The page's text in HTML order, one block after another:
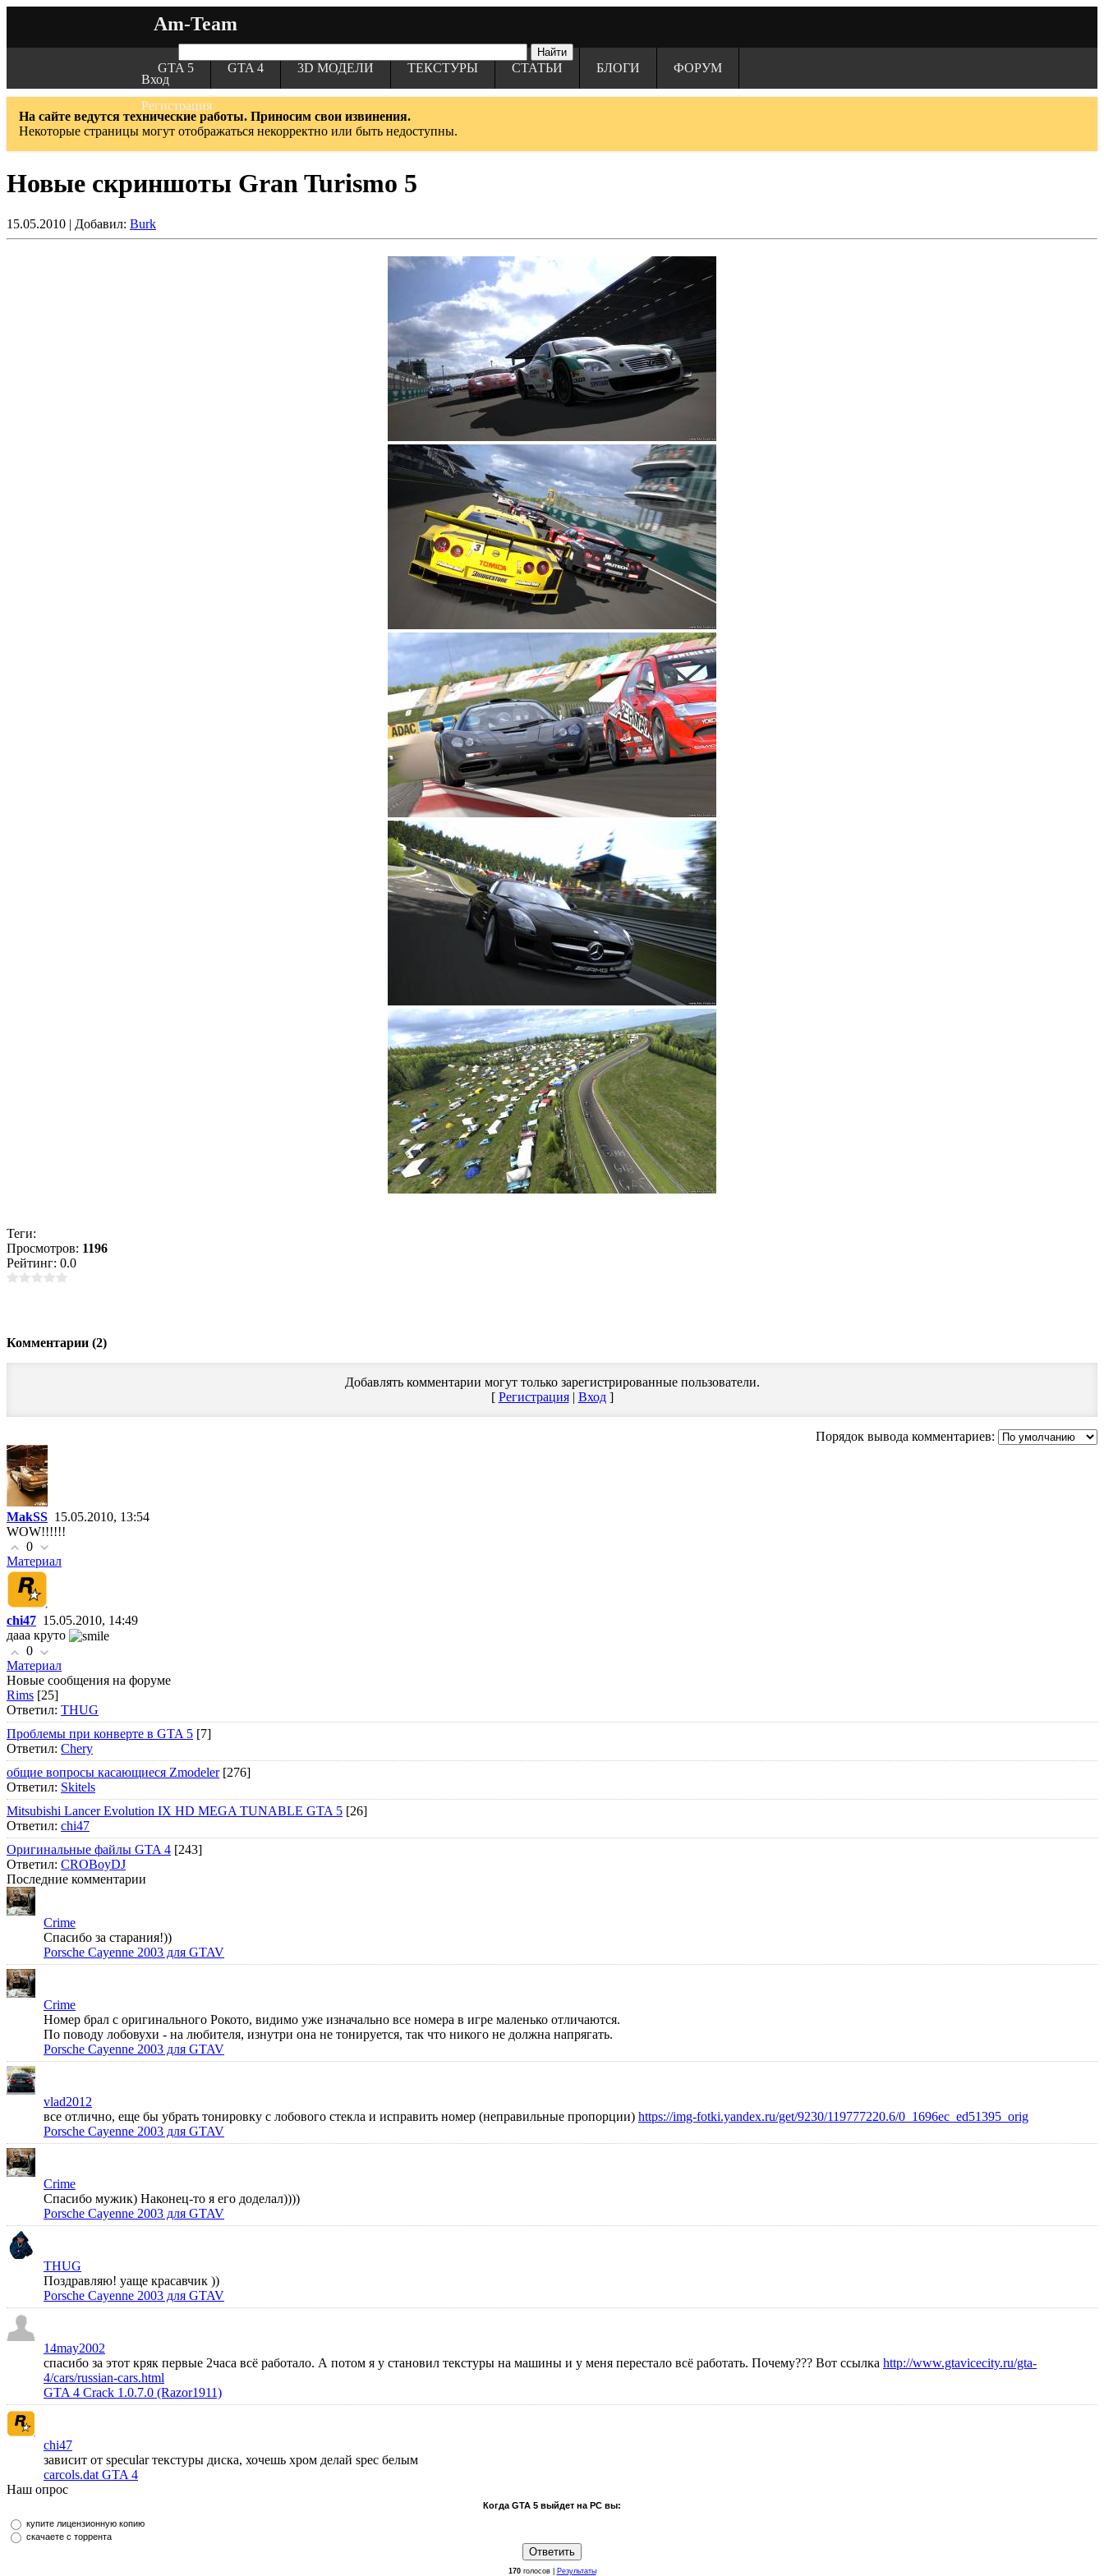
Am-Team
Вход
Регистрация
GTA 5 GTA 4 3D МОДЕЛИ ТЕКСТУРЫ СТАТЬИ БЛОГИ ФОРУМ
На сайте ведутся технические работы. Приносим свои извинения.
Некоторые страницы могут отображаться некорректно или быть недоступны.
Новые скриншоты Gran Turismo 5
15.05.2010 | Добавил: Burk
Теги:
Просмотров: 1196
Рейтинг: 0.0
Комментарии (2)
Добавлять комментарии могут только зарегистрированные пользователи.
[ Регистрация| Вход]
Порядок вывода комментариев:
MakSS 15.05.2010, 13:54
WOW!!!!!!
0
Материал
chi47 15.05.2010, 14:49
дааа круто
0
Материал
Новые сообщения на форуме
Rims [25]
Ответил: THUG
Проблемы при конверте в GTA 5 [7]
Ответил: Chery
общие вопросы касающиеся Zmodeler[276]
Ответил: Skitels
Mitsubishi Lancer Evolution IX HD MEGA TUNABLE GTA 5 [26]
Ответил: chi47
Оригинальные файлы GTA 4 [243]
Ответил: CROBoyDJ
Последние комментарии
Crime
Спасибо за старания!))
Porsche Cayenne 2003 для GTAV
Crime
Номер брал с оригинального Рокото, видимо уже изначально все номера в игре маленько отличаются.
По поводу лобовухи - на любителя, изнутри она не тонируется, так что никого не должна напрягать.
Porsche Cayenne 2003 для GTAV
vlad2012
все отлично, еще бы убрать тонировку с лобового стекла и исправить номер (неправильные пропорции) https://img-fotki.yandex.ru/get/9230/119777220.6/0_1696ec_ed51395_orig
Porsche Cayenne 2003 для GTAV
Crime
Спасибо мужик) Наконец-то я его доделал))))
Porsche Cayenne 2003 для GTAV
THUG
Поздравляю! уаще красавчик ))
Porsche Cayenne 2003 для GTAV
14may2002
спасибо за этот кряк первые 2часа всё работало. А потом я у становил текстуры на машины и у меня перестало всё работать. Почему??? Вот ссылка http://www.gtavicecity.ru/gta-
4/cars/russian-cars.html
GTA 4 Crack 1.0.7.0 (Razor1911)
chi47
зависит от specular текстуры диска, хочешь хром делай spec белым
carcols.dat GTA 4
Наш опрос
Когда GTA 5 выйдет на PC вы:
купите лицензионную копию
скачаете с торрента
170голосов | Результаты